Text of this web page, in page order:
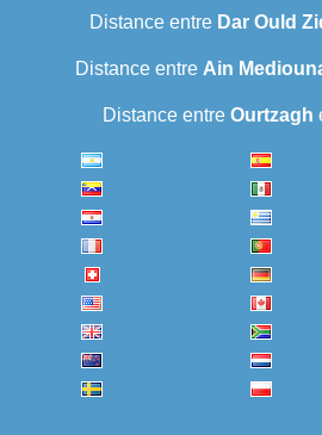
Distance entre Dar Ould
Distance entre Ain
Distance entre Ourtzagh